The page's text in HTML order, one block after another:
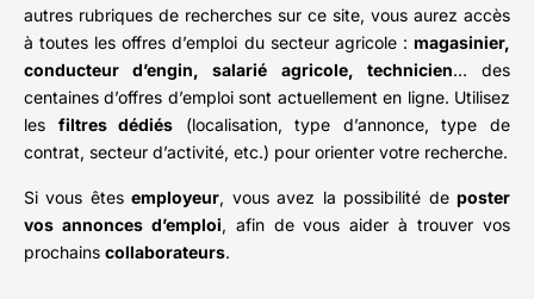
autres rubriques de recherches sur ce site, vous aurez accès
à toutes les offres d’emploi du secteur agricole : magasinier,
conducteur d’engin, salarié agricole, technicien… des
centaines d’offres d’emploi sont actuellement en ligne. Utilisez
les filtres dédiés (localisation, type d’annonce, type de
contrat, secteur d’activité, etc.) pour orienter votre recherche.
Si vous êtesemployeur, vous avez la possibilité deposter
vos annonces d’emploi, afin de vous aider à trouver vos
prochains collaborateurs.